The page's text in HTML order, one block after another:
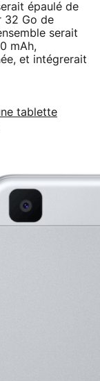
épaulé de
32 Go de
serait
mAh,
et intégrerait
tablette